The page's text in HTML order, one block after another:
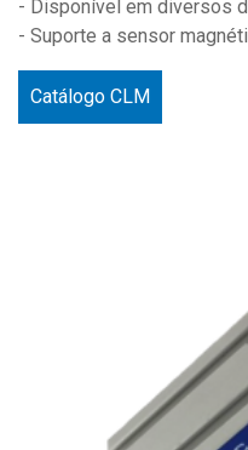
- Disponível em diversos
- Suporte a sensor
Catálogo CLM